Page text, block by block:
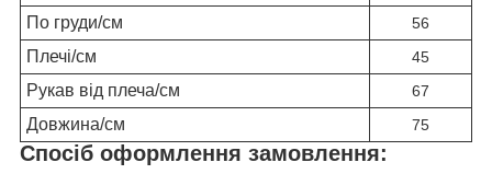
По груди/см 56
Плечі/см 45
Рукав від плеча/см 67
Довжина/см 75
Спосіб оформлення замовлення: